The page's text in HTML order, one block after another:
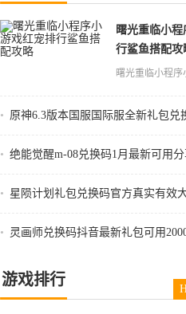
曙光重临小
行鲨鱼搭配攻
曙光重临小程序
• 原神6.3版本国服国际服全新礼包兑
• 绝能觉醒m-08兑换码1月最新可用
• 星陨计划礼包兑换码官方真实有效
• 灵画师兑换码抖音最新礼包可用
游戏排行